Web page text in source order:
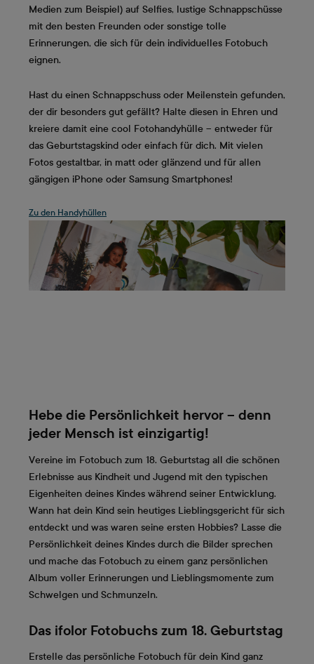
Medien zum Beispiel) auf Selfies, lustige Schnappschüsse
mit den besten Freunden oder sonstige tolle
Erinnerungen, die sich für dein individuelles Fotobuch
eignen.
Hast du einen Schnappschuss oder Meilenstein gefunden,
der dir besonders gut gefällt? Halte diesen in Ehren und
kreiere damit eine cool Fotohandyhülle – entweder für
das Geburtstagskind oder einfach für dich. Mit vielen
Fotos gestaltbar, in matt oder glänzend und für allen
gängigen iPhone oder Samsung Smartphones!
Zu den Handyhüllen
Hebe die Persönlichkeit hervor – denn
jeder Mensch ist einzigartig!
Vereine im Fotobuch zum 18. Geburtstag all die schönen
Erlebnisse aus Kindheit und Jugend mit den typischen
Eigenheiten deines Kindes während seiner Entwicklung.
Wann hat dein Kind sein heutiges Lieblingsgericht für sich
entdeckt und was waren seine ersten Hobbies? Lasse die
Persönlichkeit deines Kindes durch die Bilder sprechen
und mache das Fotobuch zu einem ganz persönlichen
Album voller Erinnerungen und Lieblingsmomente zum
Schwelgen und Schmunzeln.
Das ifolor Fotobuchs zum 18. Geburtstag
Erstelle das persönliche Fotobuch für dein Kind ganz